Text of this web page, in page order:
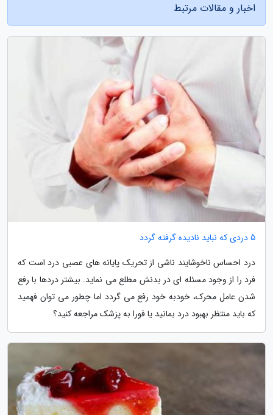
اخبار و مقالات مرتبط
5 دردی که نباید نادیده گرفته گردد
درد احساس ناخوشایند ناشی از تحریک پایانه های عصبی درد است که
فرد را از وجود مسئله ای در بدنش مطلع می نماید. بیشتر دردها با رفع
شدن عامل محرک، خودبه خود رفع می گردد اما چطور می توان فهمید
که باید منتظر بهبود درد بمانید یا فورا به پزشک مراجعه کنید؟